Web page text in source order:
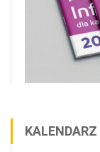
KALENDARZ